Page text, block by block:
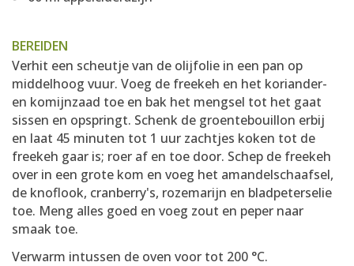
BEREIDEN
Verhit een scheutje van de olijfolie in een pan op
middelhoog vuur. Voeg de freekeh en het koriander-
en komijnzaad toe en bak het mengsel tot het gaat
sissen en opspringt. Schenk de groentebouillon erbij
en laat 45 minuten tot 1 uur zachtjes koken tot de
freekeh gaar is; roer af en toe door. Schep de freekeh
over in een grote kom en voeg het amandelschaafsel,
de knoflook, cranberry's, rozemarijn en bladpeterselie
toe. Meng alles goed en voeg zout en peper naar
smaak toe.
Verwarm intussen de oven voor tot 200 °C.